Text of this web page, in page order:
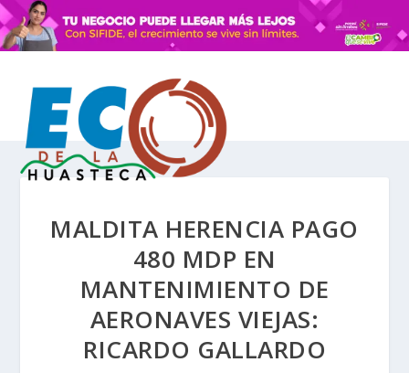
MALDITA HERENCIA PAGO
480 MDP EN
MANTENIMIENTO DE
AERONAVES VIEJAS:
RICARDO GALLARDO